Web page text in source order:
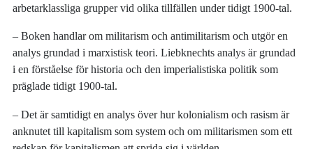
arbetarklassliga grupper vid olika tillfällen under tidigt 1900-tal.
‒ Boken handlar om militarism och antimilitarism och utgör en
analys grundad i marxistisk teori. Liebknechts analys är grundad
i en förståelse för historia och den imperialistiska politik som
präglade tidigt 1900-tal.
‒ Det är samtidigt en analys över hur kolonialism och rasism är
anknutet till kapitalism som system och om militarismen som ett